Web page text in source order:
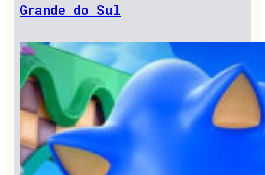
Grande do Sul